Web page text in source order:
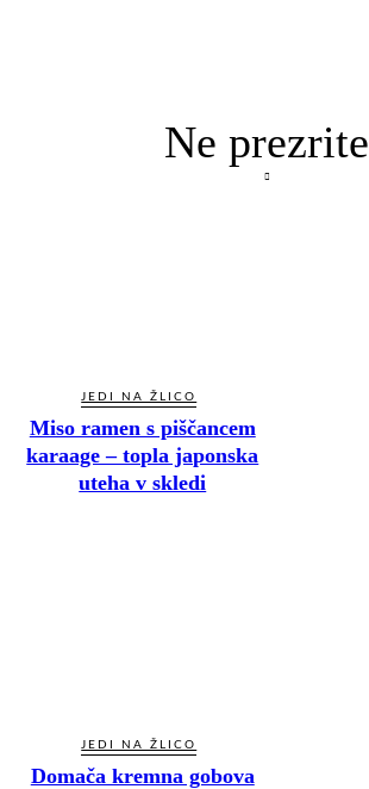
Ne prezrite
JEDI NA ŽLICO
Miso ramen s piščancem
karaage – topla japonska
uteha v skledi
JEDI NA ŽLICO
Domača kremna gobova